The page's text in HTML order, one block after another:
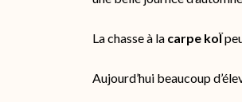
La chasse à lacarpe koÏ
Aujourd’hui beaucoup